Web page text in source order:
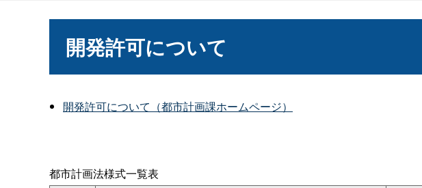
開発許可について
開発許可について（都市計画課ホームページ）
都市計画法様式一覧表